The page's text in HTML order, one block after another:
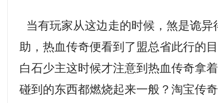
当有玩家从这边走的时候，煞是诡异
助，热血传奇便看到了盟总省此行
白石少主这时候才注意到热血传奇拿
碰到的东西都燃烧起来一般？淘宝传